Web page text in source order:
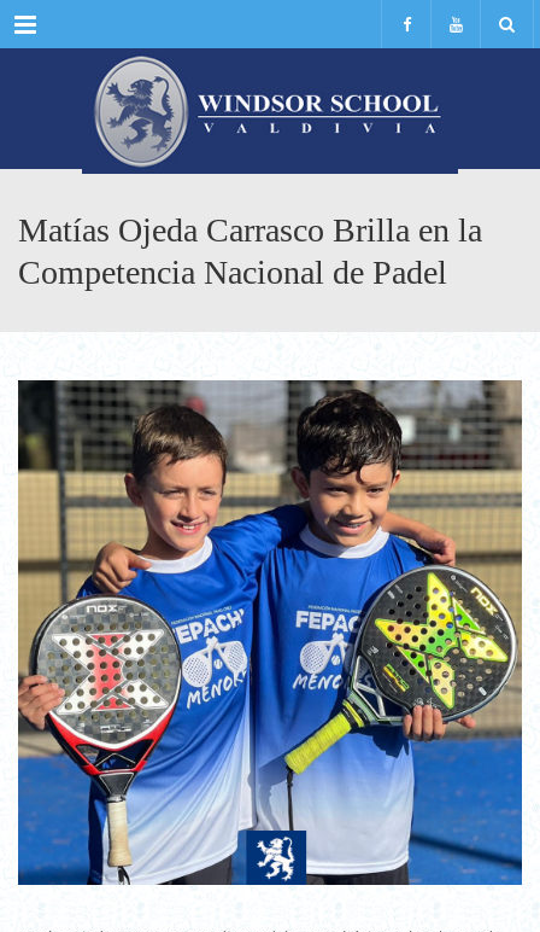
Menu
Matías Ojeda Carrasco Brilla en la
Competencia Nacional de Padel